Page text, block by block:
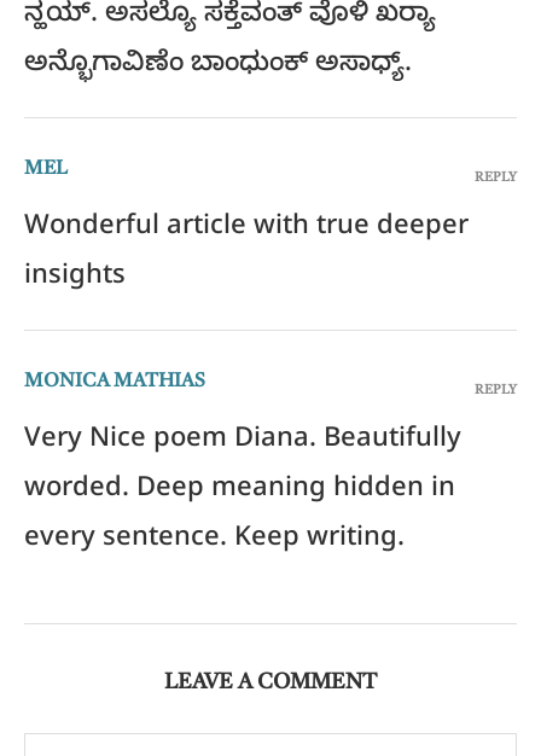
ನ್ಹಯ್. ಅಸಲ್ಯೊ ಸಕ್ತೆವಂತ್ ವೊಳಿ ಖರ್‍ಯಾ
ಅನ್ಭೊಗಾವಿಣೆಂ ಬಾಂಧುಂಕ್ ಅಸಾಧ್ಯ್.
MEL
Wonderful article with true deeper
insights
REPLY
MONICA MATHIAS
Very Nice poem Diana. Beautifully
worded. Deep meaning hidden in
every sentence. Keep writing.
REPLY
LEAVE A COMMENT